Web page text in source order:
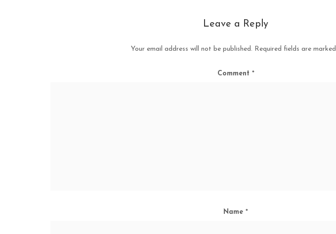
Leave a Reply
Your email address will not be published. Required fields are marked
Comment *
Name *